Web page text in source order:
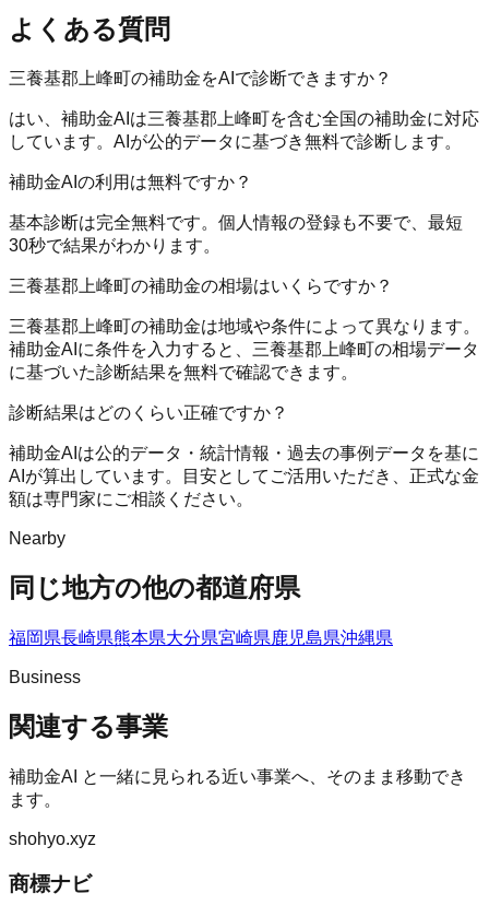
よくある質問
三養基郡上峰町の補助金をAIで診断できますか？
はい、補助金AIは三養基郡上峰町を含む全国の補助金に対応
しています。AIが公的データに基づき無料で診断します。
補助金AIの利用は無料ですか？
基本診断は完全無料です。個人情報の登録も不要で、最短
30秒で結果がわかります。
三養基郡上峰町の補助金の相場はいくらですか？
三養基郡上峰町の補助金は地域や条件によって異なります。
補助金AIに条件を入力すると、三養基郡上峰町の相場データ
に基づいた診断結果を無料で確認できます。
診断結果はどのくらい正確ですか？
補助金AIは公的データ・統計情報・過去の事例データを基に
AIが算出しています。目安としてご活用いただき、正式な金
額は専門家にご相談ください。
Nearby
同じ地方の他の都道府県
福岡県長崎県熊本県大分県宮崎県鹿児島県沖縄県
Business
関連する事業
補助金AI
と一緒に見られる近い事業へ、そのまま移動でき
ます。
shohyo.xyz
商標ナビ